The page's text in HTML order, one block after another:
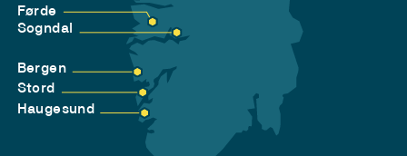
Førde
Sogndal
Bergen
Stord
Haugesund